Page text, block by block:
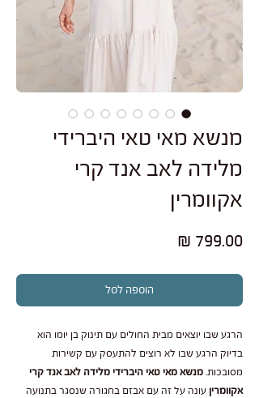
מנשא מאי טאי היברידי
מלידה לאב אנד קרי
אקוומרין
הוספה לסל
הרגע שבו יוצאים מבית החולים עם תינוק בן יומו הוא
בדיוק הרגע שבו לא רוצים להתעסק עם קשירות
מסובכות. מנשא מאי טאי היברידי מלידה לאב אנד קרי
אקוומרין עונה על זה עם אבזם בחגורה שנסגר בתנועה